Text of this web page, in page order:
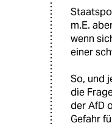
m.E.
wenn
einer
So, und
die
der AfD
Gefahr